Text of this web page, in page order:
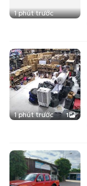
1 phút trước
1 phút trước 1